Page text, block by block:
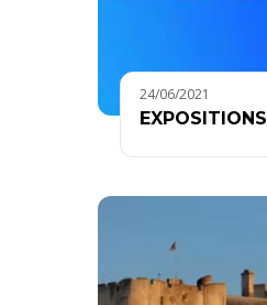
24/06/2021
EXPOSITIONS